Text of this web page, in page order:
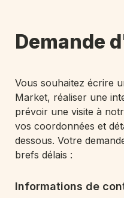
Demande
Vous souhaitez écrire
Market, réaliser une
prévoir une visite à
vos coordonnées et
dessous. Votre
brefs délais :
Informations de